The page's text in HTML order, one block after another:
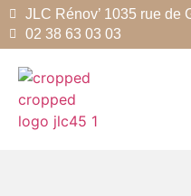
JLC Rénov’ 1035 rue de
02 38 63 03 03